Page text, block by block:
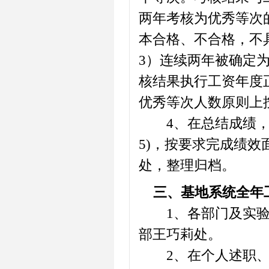
两年考核为优秀等次
本合格、不合格，不
3）连续两年被确定
核结果执行工资年度
优秀等次人数原则上
4、在总结成绩，
5)，按要求完成绩效
处，整理归档。
三、基地系统全年
1、各部门及实验
部王巧莉处。
2、在个人述职、